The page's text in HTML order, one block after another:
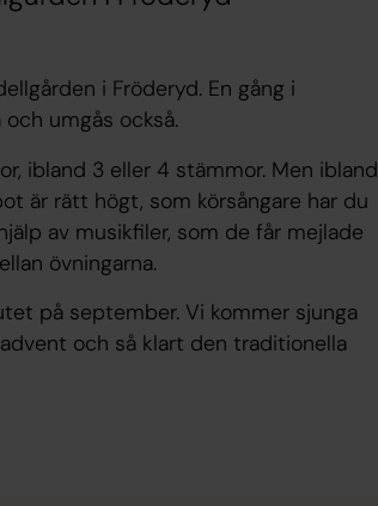
i Fröderyd. En gång i
umgås också.
ibland 3 eller 4 stämmor. Men ibland
är rätt högt, som körsångare har du
av musikfiler, som de får mejlade
övningarna.
på september. Vi kommer sjunga
och så klart den traditionella